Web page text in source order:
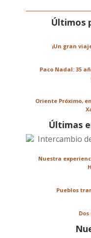
Últimos
¡Un gran
Paco Nadal: 35
Oriente Próximo,
Últimas
Nuestra
Pueblos